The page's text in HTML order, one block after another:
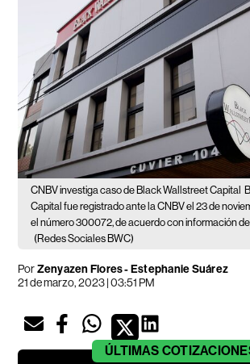
CNBV investiga caso de Black Wallstreet Capital
Capital fue registrado ante la CNBV el 23 de
el número 300072, de acuerdo con información
(Redes Sociales BWC)
PorZenyazen Flores-Estephanie Suárez
21 de marzo, 2023 | 03:51 PM
ÚLTIMAS